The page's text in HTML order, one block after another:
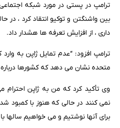
ترامپ در پستی در مورد شبکه
بین واشنگتن و توکیو انتقاد کرد ، در
داری ، از افزایش تعرفه ها هشدار داد.
ترامپ افزود: “عدم تمایل ژاپن به
متحده نشان می دهد که کشورها
وی تأکید کرد که من به ژاپن احترام
نمی کنند در حالی که هنوز با کمبود
برای آنها نوشتیم و می خواهیم سالها